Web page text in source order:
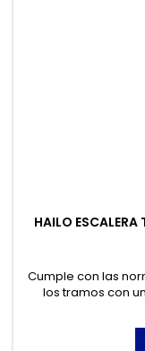
HAILO
Cumple con las
los tramos con
cerrarse. Correa de